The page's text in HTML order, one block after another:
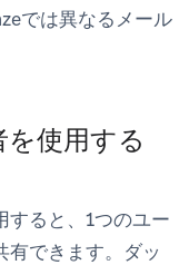
では異なるメール
使用する
すると、1つのユー
有できます。ダッ